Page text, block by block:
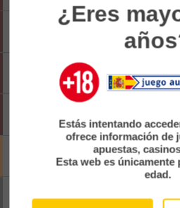
Brighton & Hove Albion
Lens
Sunderland
Ipswich Town
Rayo Vallecano
Club Brugge U23
Le Havre
Pend
¿Eres
Estás intentando
ofrece información de
apuestas,
Esta web es únicamente
edad.